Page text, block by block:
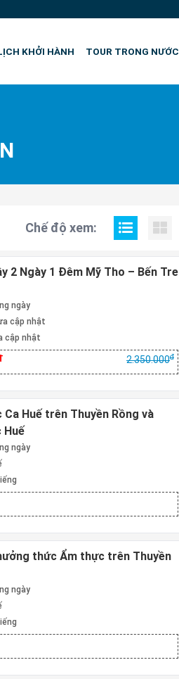
KHỞI HÀNH TOUR TRONG NƯỚC
Chế độ xem:
2 Ngày 1 Đêm Mỹ Tho – Bến Tre
ngày
cập nhật
cập nhật
2.350.000đ
Huế trên Thuyền Rồng và
Huế
ngày
thức Ẩm thực trên Thuyền
ngày